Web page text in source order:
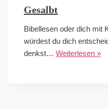
Gesalbt
Bibellesen oder dich mit
würdest du dich
denkst… Weiterlesen »